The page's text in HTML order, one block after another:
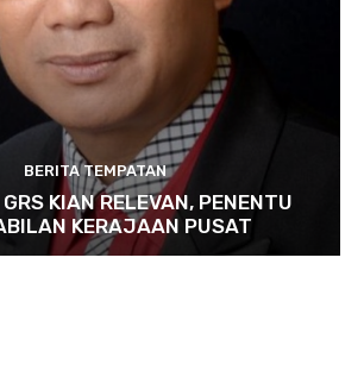
BERITA TEMPATAN
KIAN RELEVAN, PENENTU
KERAJAAN PUSAT